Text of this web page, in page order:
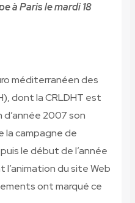
à Paris le mardi 18
méditerranéen des
dont la CRLDHT est
2007 son
la campagne de
le début de l’année
du site Web
ont marqué ce